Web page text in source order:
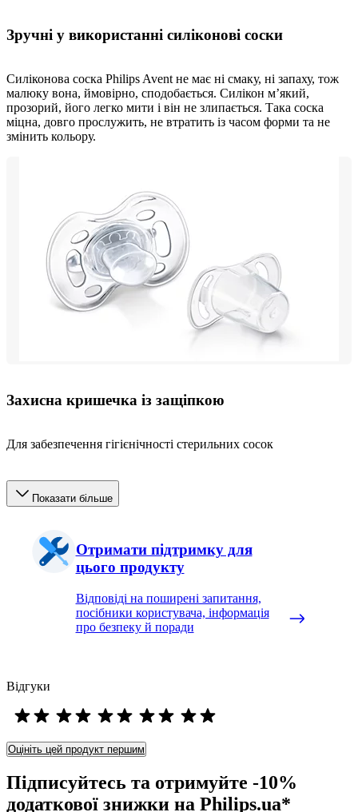
Зручні у використанні силіконові соски
Силіконова соска Philips Avent не має ні смаку, ні запаху, тож
малюку вона, ймовірно, сподобається. Силікон м’який,
прозорий, його легко мити і він не злипається. Така соска
міцна, довго прослужить, не втратить із часом форми та не
змінить кольору.
Захисна кришечка із защіпкою
Для забезпечення гігієнічності стерильних сосок
Показати більше
Отримати підтримку для
цього продукту
Відповіді на поширені запитання,
посібники користувача, інформація
про безпеку й поради
Відгуки
Оцініть цей продукт першим
Підписуйтесь та отримуйте -10%
додаткової знижки на Philips.ua*